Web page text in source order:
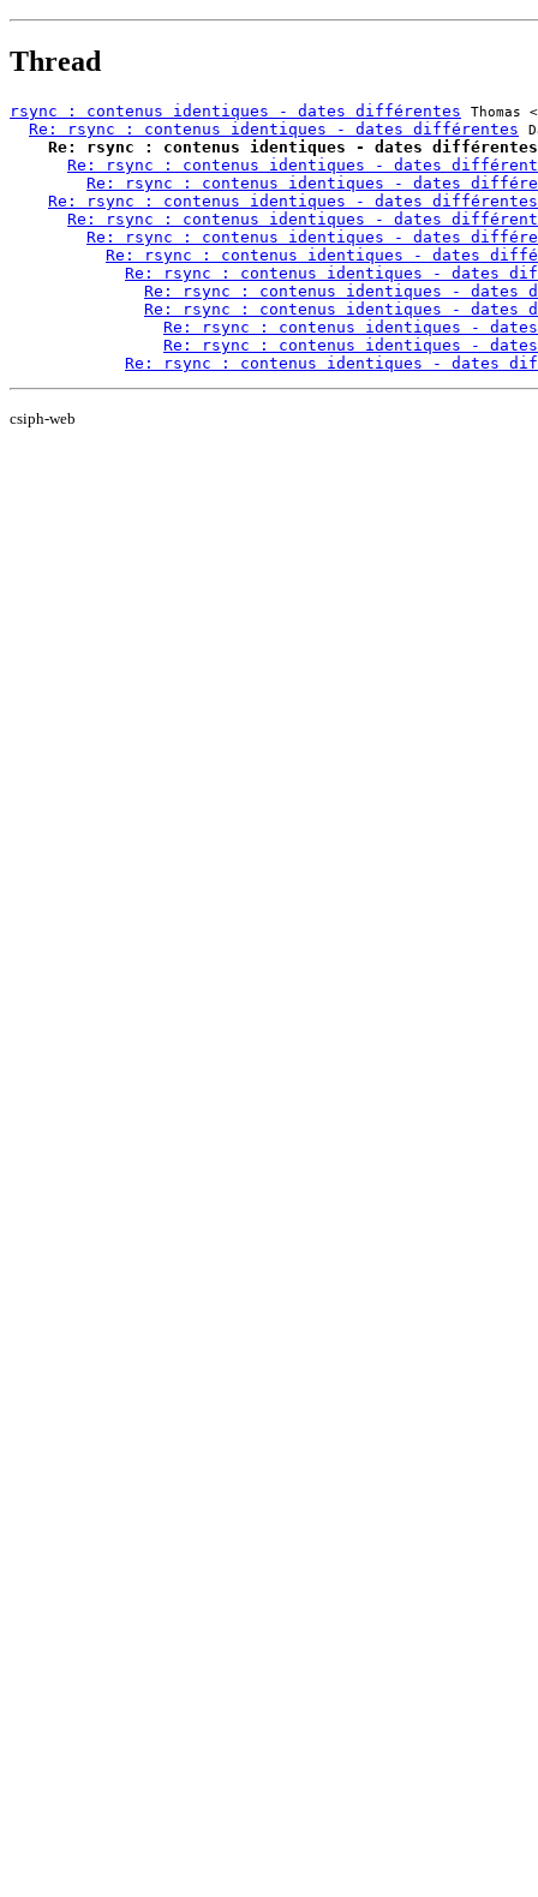
Thread
rsync : contenus identiques - dates différentes Thomas
Re: rsync : contenus identiques - dates différentes
Re: rsync : contenus identiques - dates différentes
Re: rsync : contenus identiques - dates
Re: rsync : contenus identiques - dates
Re: rsync : contenus identiques - dates différentes
Re: rsync : contenus identiques - dates
Re: rsync : contenus identiques - dates
Re: rsync : contenus identiques - dates
Re: rsync : contenus identiques - dates
Re: rsync : contenus identiques - dates
Re: rsync : contenus identiques - dates
Re: rsync : contenus identiques -
Re: rsync : contenus identiques -
Re: rsync : contenus identiques - dates
csiph-web